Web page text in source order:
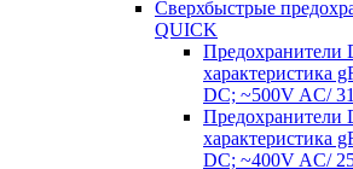
Сверхбыстрые
QUICK
Предохранители
характеристика
DC; ~500V AC/
Предохранители
характеристика
DC; ~400V AC/